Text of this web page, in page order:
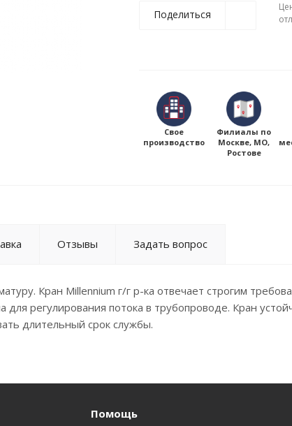
Поделиться
Свое
производство
Филиалы по
Москве, МО,
Ростове
Отзывы Задать вопрос
Кран Millennium г/г р-ка отвечает строгим
регулирования потока в трубопроводе. Кран
длительный срок службы.
Помощь